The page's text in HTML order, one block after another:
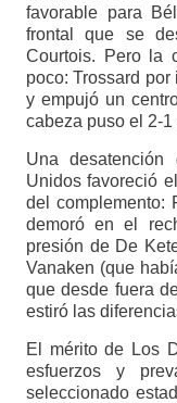
favorable para
frontal que se
Courtois. Pero la
poco: Trossard
y empujó un
cabeza puso el 2-
Una
Unidos favoreció
del complemento:
demoró en el
presión de De
Vanaken (que
que desde fuera
estiró las
El mérito de Los
esfuerzos y
seleccionado